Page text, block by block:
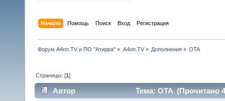
Начало Помощь Поиск Вход Регистрация
Форум A4on.TV и ПО "Атирра" » A4on.TV» Дополнения» OTA
Страницы: [1]
Автор Тема: OTA (Прочитано